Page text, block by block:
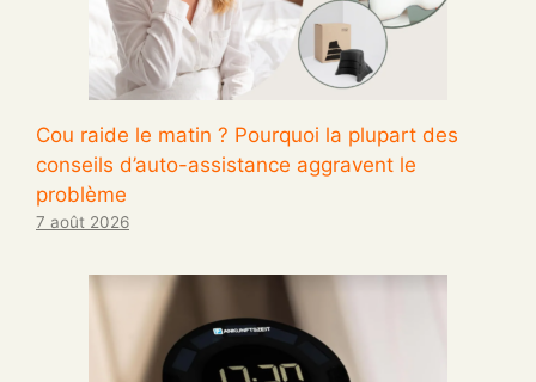
Cou raide le matin ? Pourquoi la plupart des
conseils d’auto-assistance aggravent le
problème
7 août 2026